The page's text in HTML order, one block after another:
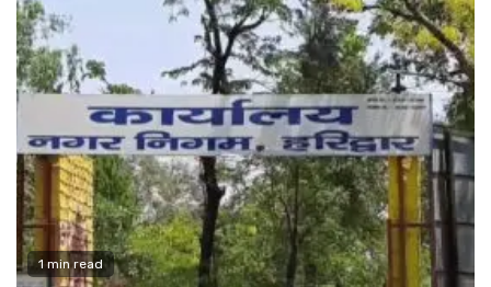
1 min read